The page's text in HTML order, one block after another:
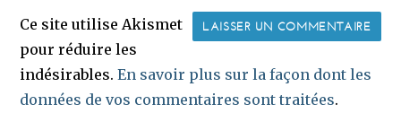
Ce site utilise Akismet
pour réduire les
indésirables.En savoir plus sur la façon dont les
données de vos commentaires sont traitées.